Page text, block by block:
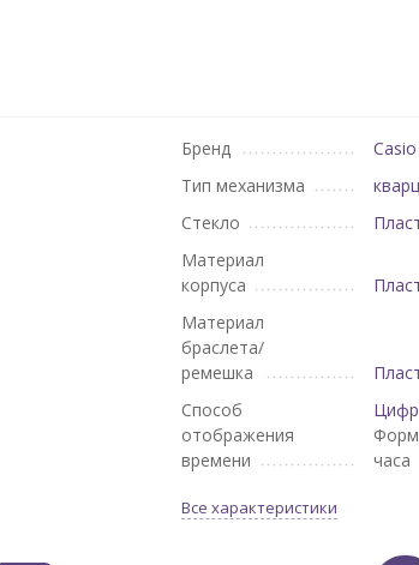
Бренд
Casio
Тип механизма
Стекло
Материал
корпуса
Материал
браслета/
ремешка
Способ
отображения
времени
часа
Все характеристики